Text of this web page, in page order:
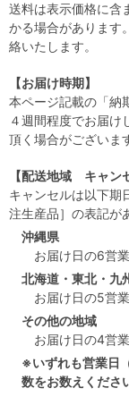
送料は表示価格に含
かる場合があります
絡いたします。
【お届け時期】
本ページ記載の「納
４週間程度でお届け
頂く場合がございま
【配送地域 キャン
キャンセルは以下期
注生産品］の表記が
沖縄県
お届け日の6営
北海道・東北・九
お届け日の5営
その他の地域
お届け日の4営
※いずれも営業日
数をお数えくださ